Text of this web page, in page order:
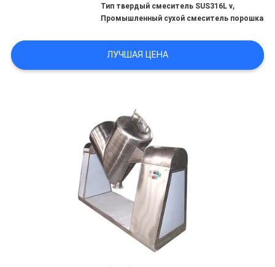
СПРОСИТЕ
ЦИТАТУ
ПОЛИТИКА
УЕДИНЕНИЯ
Тип твердый смеситель SUS316L v,
Промышленный сухой смеситель порошка
ЛУЧШАЯ ЦЕНА